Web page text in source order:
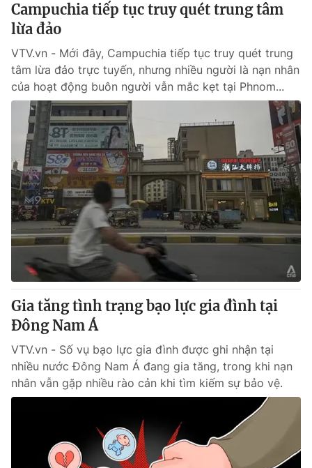
Campuchia tiếp tục truy quét trung tâm
lừa đảo
VTV.vn - Mới đây, Campuchia tiếp tục truy quét trung
tâm lừa đảo trực tuyến, nhưng nhiều người là nạn nhân
của hoạt động buôn người vẫn mắc kẹt tại Phnom...
Gia tăng tình trạng bạo lực gia đình tại
Đông Nam Á
VTV.vn - Số vụ bạo lực gia đình được ghi nhận tại
nhiều nước Đông Nam Á đang gia tăng, trong khi nạn
nhân vẫn gặp nhiều rào cản khi tìm kiếm sự bảo vệ.